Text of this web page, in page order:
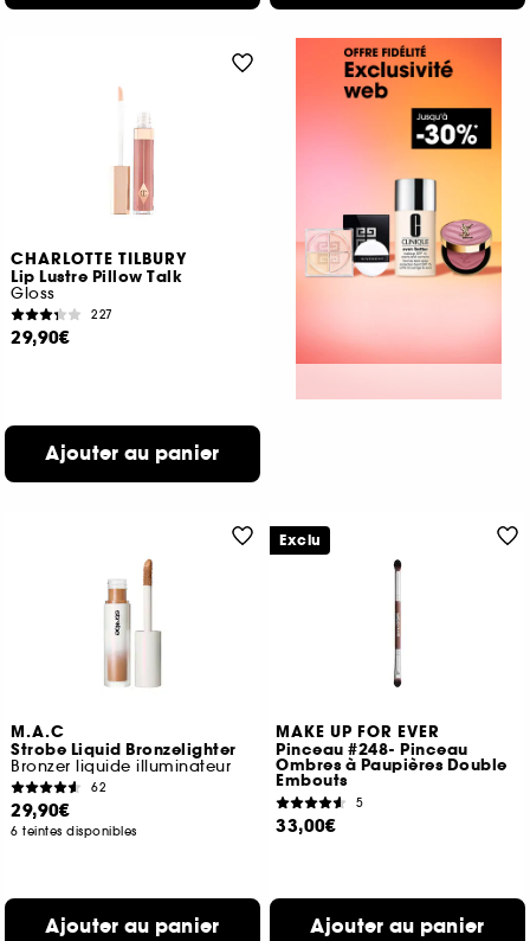
CHARLOTTE TILBURY
Lip Lustre Pillow Talk
Gloss
227
29,90€
Ajouter au panier
M.A.C
Strobe Liquid Bronzelighter
Bronzer liquide illuminateur
62
29,90€
6 teintes disponibles
Ajouter au panier
MAKE UP FOR EVER
Pinceau #248- Pinceau
Ombres à Paupières Double
Embouts
5
33,00€
Ajouter au panier
Exclu